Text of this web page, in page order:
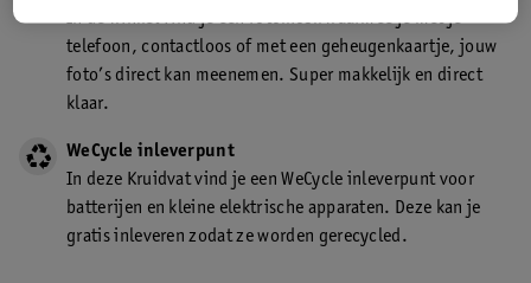
In de winkel vind je een fotokiosk waarmee je met je
telefoon, contactloos of met een geheugenkaartje, jouw
foto’s direct kan meenemen. Super makkelijk en direct
klaar.
WeCycle inleverpunt
In deze Kruidvat vind je een WeCycle inleverpunt voor
batterijen en kleine elektrische apparaten. Deze kan je
gratis inleveren zodat ze worden gerecycled.